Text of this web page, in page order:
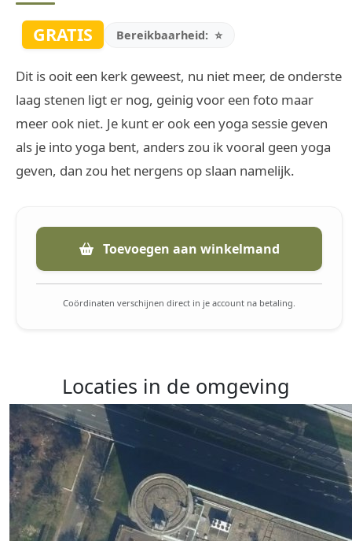
GRATIS Bereikbaarheid: ⭐
Dit is ooit een kerk geweest, nu niet meer, de onderste
laag stenen ligt er nog, geinig voor een foto maar
meer ook niet. Je kunt er ook een yoga sessie geven
als je into yoga bent, anders zou ik vooral geen yoga
geven, dan zou het nergens op slaan namelijk.
Toevoegen aan winkelmand
Coördinaten verschijnen direct in je account na betaling.
Locaties in de omgeving